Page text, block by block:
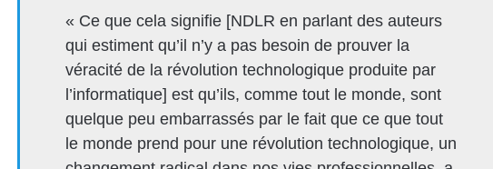
« Ce que cela signifie [NDLR en parlant des auteurs
qui estiment qu’il n’y a pas besoin de prouver la
véracité de la révolution technologique produite par
l’informatique] est qu’ils, comme tout le monde, sont
quelque peu embarrassés par le fait que ce que tout
le monde prend pour une révolution technologique, un